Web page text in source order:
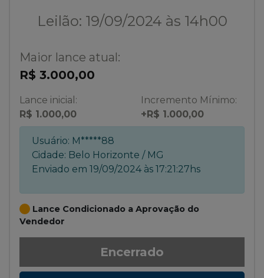
Leilão: 19/09/2024 às 14h00
Maior lance atual:
R$ 3.000,00
Lance inicial:
R$ 1.000,00
Incremento Mínimo:
+R$ 1.000,00
Usuário: M*****88
Cidade: Belo Horizonte / MG
Enviado em 19/09/2024 às 17:21:27hs
Lance Condicionado a Aprovação do
Vendedor
Encerrado